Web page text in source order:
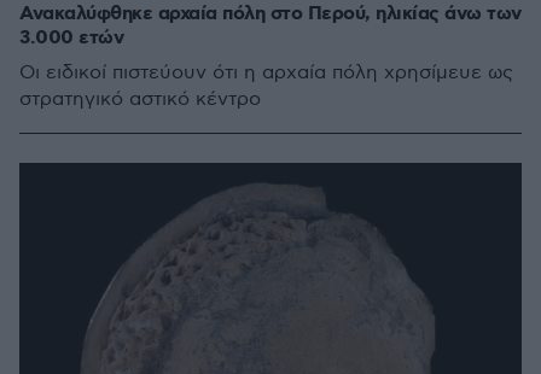
Ανακαλύφθηκε αρχαία πόλη στο Περού, ηλικίας άνω των
3.000 ετών
Οι ειδικοί πιστεύουν ότι η αρχαία πόλη χρησίμευε ως
στρατηγικό αστικό κέντρο